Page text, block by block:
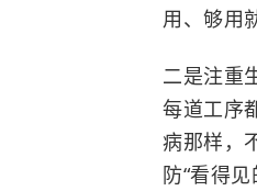
用、够用
二是注重
每道工序
病那样，
防“看得